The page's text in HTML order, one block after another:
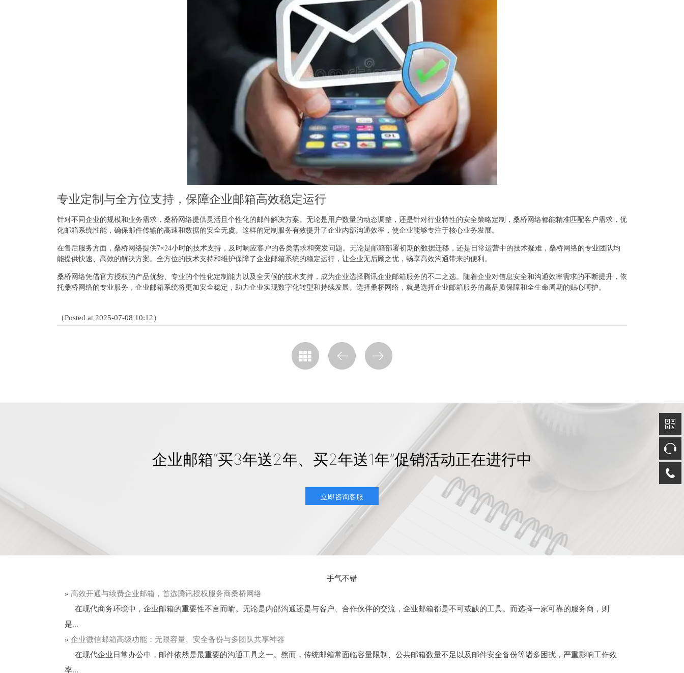
专业定制与全方位支持，保障企业邮箱高效稳定运行
针对不同企业的规模和业务需求，桑桥网络提供灵活且个性化的邮件解决方案。无论是用户数量的动态调整，还是针对行业特性的安全策略定制，桑桥网络都能精准匹配客户需求，优
化邮箱系统性能，确保邮件传输的高速和数据的安全无虞。这样的定制服务有效提升了企业内部沟通效率，使企业能够专注于核心业务发展。
在售后服务方面，桑桥网络提供7×24小时的技术支持，及时响应客户的各类需求和突发问题。无论是邮箱部署初期的数据迁移，还是日常运营中的技术疑难，桑桥网络的专业团队均
能提供快速、高效的解决方案。全方位的技术支持和维护保障了企业邮箱系统的稳定运行，让企业无后顾之忧，畅享高效沟通带来的便利。
桑桥网络凭借官方授权的产品优势、专业的个性化定制能力以及全天候的技术支持，成为企业选择腾讯企业邮箱服务的不二之选。随着企业对信息安全和沟通效率需求的不断提升，依
托桑桥网络的专业服务，企业邮箱系统将更加安全稳定，助力企业实现数字化转型和持续发展。选择桑桥网络，就是选择企业邮箱服务的高品质保障和全生命周期的贴心呵护。
（Posted at 2025-07-08 10:12）
企业邮箱“买3年送2年、买2年送1年”促销活动正在进行中
立即咨询客服
|手气不错|
» 高效开通与续费企业邮箱，首选腾讯授权服务商桑桥网络
在现代商务环境中，企业邮箱的重要性不言而喻。无论是内部沟通还是与客户、合作伙伴的交流，企业邮箱都是不可或缺的工具。而选择一家可靠的服务商，则
是...
» 企业微信邮箱高级功能：无限容量、安全备份与多团队共享神器
在现代企业日常办公中，邮件依然是最重要的沟通工具之一。然而，传统邮箱常面临容量限制、公共邮箱数量不足以及邮件安全备份等诸多困扰，严重影响工作效
率...